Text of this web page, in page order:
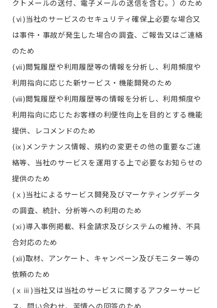
クトメールの送付、電子メールの送信を含む。）のため
(ⅵ)当社のサービスのセキュリティ確保上必要な場合又
は事件・事故が発生した場合の調査、ご報告又はご連絡
のため
(ⅶ)閲覧履歴や利用履歴等の情報を分析し、利用頻度や
利用指向に応じた新サービス・機能開発のため
(ⅷ)閲覧履歴や利用履歴等の情報を分析し、利用頻度や
利用指向に応じたお客様の利便性向上を目的とする機能
提供、レコメンドのため
(ⅸ)メンテナンス情報、規約の変更その他の重要なご連
絡等、当社のサービスを運用する上で必要なお知らせの
提供のため
(ⅹ)当社によるサービス開発及びマーケティングデータ
の調査、統計、分析等への利用のため
(ⅺ)導入事例掲載、料金請求及びシステムの維持、不具
合対応のため
(ⅻ)取材、アンケート、キャンペーン及びモニター等の
依頼のため
(ⅹⅲ)当社又は当社のサービスに関するアフターサービ
ス、問い合わせ、苦情への回答のため